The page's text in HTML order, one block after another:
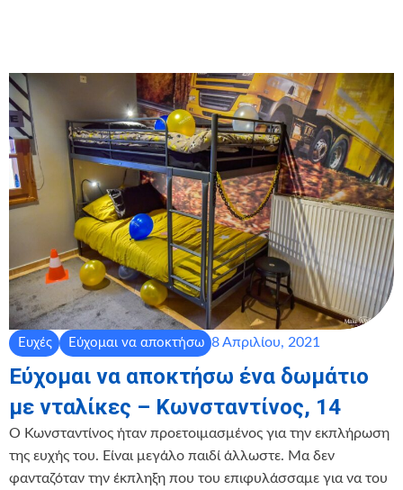
Ευχές Εύχομαι να αποκτήσω 8 Απριλίου, 2021
Εύχομαι να αποκτήσω ένα δωμάτιο
με νταλίκες – Κωνσταντίνος, 14
Ο Κωνσταντίνος ήταν προετοιμασμένος για την εκπλήρωση
της ευχής του. Είναι μεγάλο παιδί άλλωστε. Μα δεν
φανταζόταν την έκπληξη που του επιφυλάσσαμε για να του